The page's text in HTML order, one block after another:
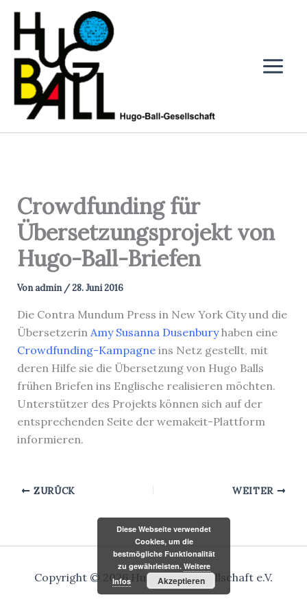
Zum
Inhalt
Crowdfunding für
Übersetzungsprojekt von
Hugo-Ball-Briefen
Vonadmin /28. Juni 2016
Die Contra Mundum Press in New York City und die
Übersetzerin Amy Susanna Dusenburyhaben eine
Crowdfunding-Kampagneins Netz gestellt, mit
deren Hilfe sie die Übersetzung von Hugo Balls
frühen Briefen ins Englische realisieren möchten.
Unterstützer des Projekts können sich auf der
entsprechenden Seite der wemakeit-Plattform
informieren.
ZURÜCK WEITER
Copyright © 2026 Hugo-Ball-Gesellschaft e.V.
Diese Webseite verwendet
Cookies, um die
bestmögliche Funktionalität
zu gewährleisten. Weitere
Infos
Akzeptieren